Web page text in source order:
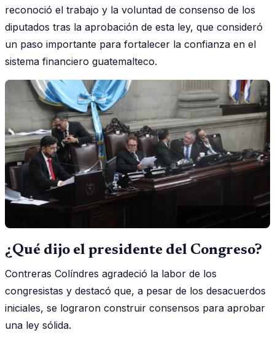
reconoció el trabajo y la voluntad de consenso de los
diputados tras la aprobación de esta ley, que consideró
un paso importante para fortalecer la confianza en el
sistema financiero guatemalteco.
¿Qué dijo el presidente del Congreso?
Contreras Colíndres agradeció la labor de los
congresistas y destacó que, a pesar de los desacuerdos
iniciales, se lograron construir consensos para aprobar
una ley sólida.